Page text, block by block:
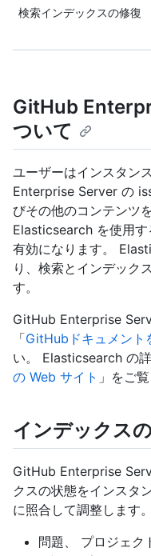
検索インデックスの修復
GitHub
ついて
ユーザーはインスタン
Enterprise Server の
びその他のコンテンツ
Elasticsearch を使用
有効になります。
り、検索とインデック
す。
GitHub Enterprise
「GitHubドキュメント
い。 Elasticsearch の
の Web サイト 」をご
インデックス
GitHub Enterprise
クスの状態をインスタ
に照合して調整します。
問題、 プロジェ